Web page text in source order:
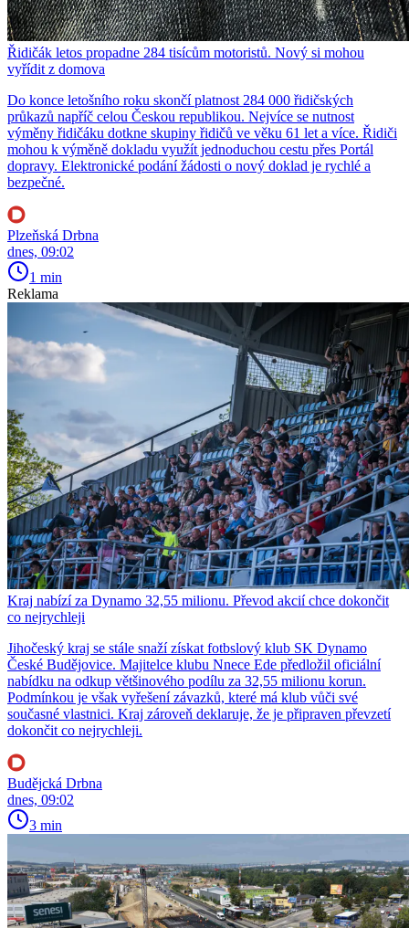
Řidičák letos propadne 284 tisícům motoristů. Nový si mohou
vyřídit z domova
Do konce letošního roku skončí platnost 284 000 řidičských
průkazů napříč celou Českou republikou. Nejvíce se nutnost
výměny řidičáku dotkne skupiny řidičů ve věku 61 let a více. Řidiči
mohou k výměně dokladu využít jednoduchou cestu přes Portál
dopravy. Elektronické podání žádosti o nový doklad je rychlé a
bezpečné.
Plzeňská Drbna
dnes, 09:02
1 min
Reklama
Kraj nabízí za Dynamo 32,55 milionu. Převod akcií chce dokončit
co nejrychleji
Jihočeský kraj se stále snaží získat fotbslový klub SK Dynamo
České Budějovice. Majitelce klubu Nnece Ede předložil oficiální
nabídku na odkup většinového podílu za 32,55 milionu korun.
Podmínkou je však vyřešení závazků, které má klub vůči své
současné vlastnici. Kraj zároveň deklaruje, že je připraven převzetí
dokončit co nejrychleji.
Budějcká Drbna
dnes, 09:02
3 min